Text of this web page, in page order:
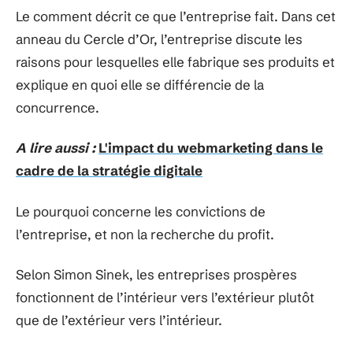
Le comment décrit ce que l’entreprise fait. Dans cet
anneau du Cercle d’Or, l’entreprise discute les
raisons pour lesquelles elle fabrique ses produits et
explique en quoi elle se différencie de la
concurrence.
A lire aussi : L'impact du webmarketing dans le
cadre de la stratégie digitale
Le pourquoi concerne les convictions de
l’entreprise, et non la recherche du profit.
Selon Simon Sinek, les entreprises prospères
fonctionnent de l’intérieur vers l’extérieur plutôt
que de l’extérieur vers l’intérieur.